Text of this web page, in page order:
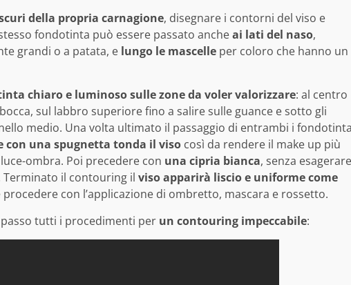
della propria carnagione, disegnare i contorni del viso e
fondotinta può essere passato ancheai lati del naso,
grandi o a patata, e lungo le mascelle per coloro che hanno un
chiaro e luminoso sulle zone da voler valorizzare: al centro
sul labbro superiore fino a salire sulle guance e sotto gli
medio. Una volta ultimato il passaggio di entrambi i
con una spugnetta tonda il viso così da rendere il make up più
ombra. Poi precedere con una cipria bianca, senza esagerare
il contouring il viso apparirà liscio e uniforme come
procedere con l’applicazione di ombretto, mascara e rossetto.
tutti i procedimenti per un contouring impeccabile: